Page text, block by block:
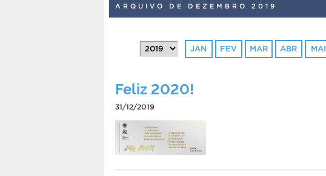
ARQUIVO DE DEZEMBRO 2019
JAN FEV MAR ABR MAI
Feliz 2020!
31/12/2019